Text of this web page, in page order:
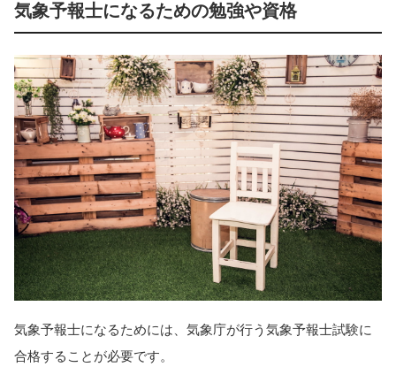
気象予報士になるための勉強や資格
気象予報士になるためには、気象庁が行う気象予報士試験に
合格することが必要です。